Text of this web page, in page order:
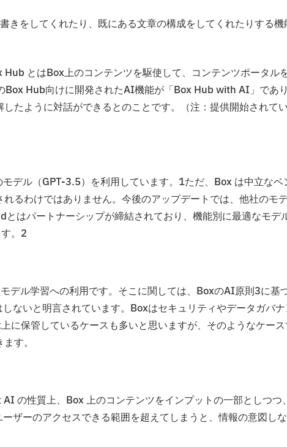
をしてくれたり、既にある文章の構成をしてくれたりする機
とはBox上のコンテンツを駆使して、コンテンツポータル
Box Hub向けに開発されたAI機能が「Box Hub with AI」であ
たように対話ができるとのことです。（注：提供開始されて
デル（GPT-3.5）を利用しています。1ただ、Box は中立なベ
るわけではありません。今後のアップデートでは、他社のモ
はパートナーシップが締結されており、機能別に最適なモデ
。2
デル学習への利用です。そこに関しては、BoxのAI原則3に基
ないと明言されています。Boxはセキュリティやデータガバ
に保管しているケースも多いと思いますが、そのようなケー
す。
の性質上、Box 上のコンテンツをインプットの一部としつつ
ザーのアクセスできる範囲を超えてしまうと、情報の意図し